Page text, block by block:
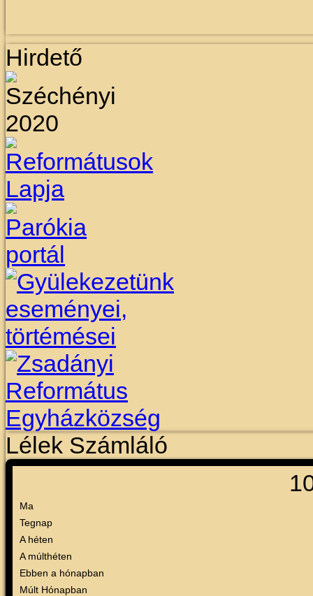
Hirdető
Lélek Számláló
1
Ma
Tegnap
A héten
A múlthéten
Ebben a hónapban
Múlt Hónapban